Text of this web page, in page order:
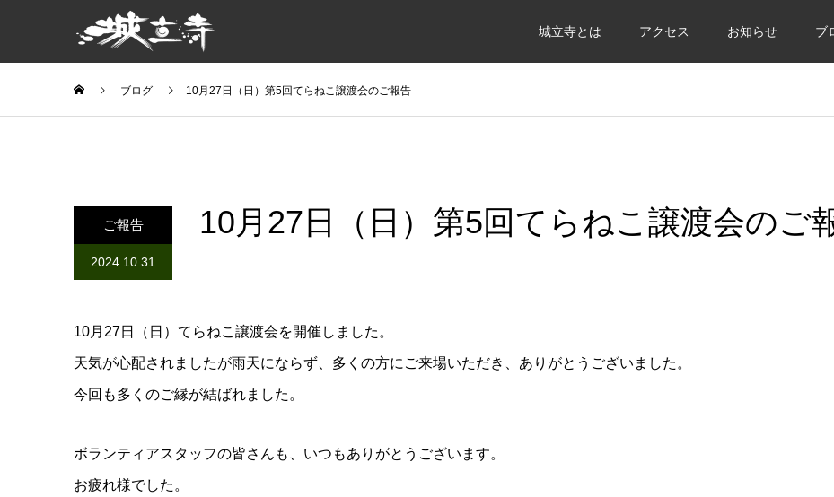
城立寺とは アクセス お知らせ ブ
ブログ 10月27日（日）第5回てらねこ譲渡会のご報告
ご報告
2024.10.31
10月27日（日）第5回てらねこ譲渡会のご
10月27日（日）てらねこ譲渡会を開催しました。
天気が心配されましたが雨天にならず、多くの方にご来場いただき、ありがとうございました。
今回も多くのご縁が結ばれました。
ボランティアスタッフの皆さんも、いつもありがとうございます。
お疲れ様でした。